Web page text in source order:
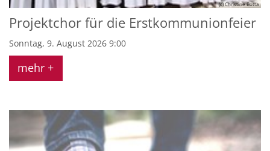
(c) Christine Botta
Projektchor für die Erstkommunionfeier
Sonntag, 9. August 2026 9:00
mehr +